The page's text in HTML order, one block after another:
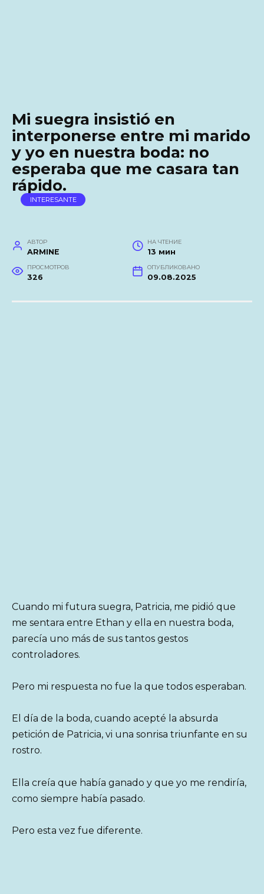
Mi suegra insistió en
interponerse entre mi marido
y yo en nuestra boda: no
esperaba que me casara tan
rápido.
INTERESANTE
АВТОР
ARMINE
НА ЧТЕНИЕ
13 мин
ПРОСМОТРОВ
326
ОПУБЛИКОВАНО
09.08.2025
Cuando mi futura suegra, Patricia, me pidió que
me sentara entre Ethan y ella en nuestra boda,
parecía uno más de sus tantos gestos
controladores.
Pero mi respuesta no fue la que todos esperaban.
El día de la boda, cuando acepté la absurda
petición de Patricia, vi una sonrisa triunfante en su
rostro.
Ella creía que había ganado y que yo me rendiría,
como siempre había pasado.
Pero esta vez fue diferente.